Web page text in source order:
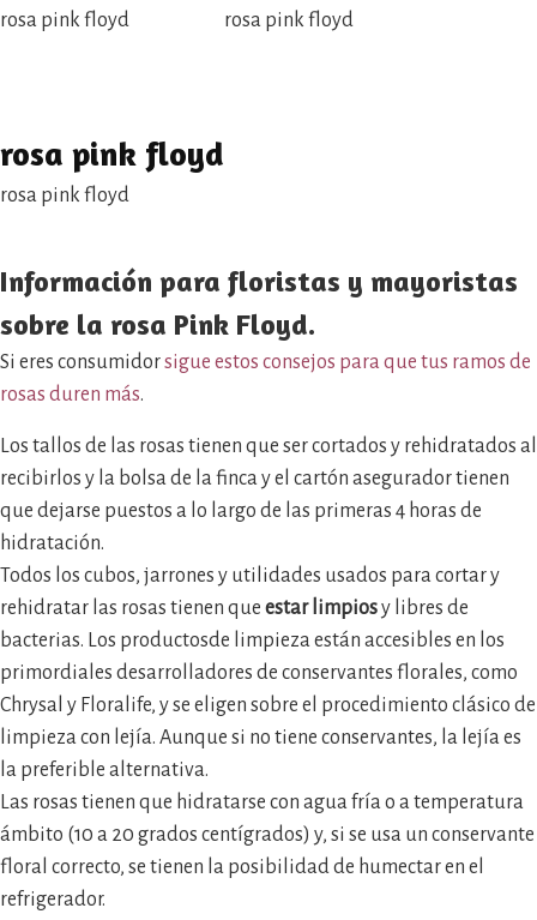
rosa pink floyd rosa pink floyd
rosa pink floyd
rosa pink floyd
Información para floristas y mayoristas
sobre la rosa Pink Floyd.
Si eres consumidorsigue estos consejos para que tus ramos de
rosas duren más.
Los tallos de las rosas tienen que ser cortados y rehidratados al
recibirlos y la bolsa de la finca y el cartón asegurador tienen
que dejarse puestos a lo largo de las primeras 4 horas de
hidratación.
Todos los cubos, jarrones y utilidades usados para cortar y
rehidratar las rosas tienen que estar limpiosy libres de
bacterias. Los productosde limpieza están accesibles en los
primordiales desarrolladores de conservantes florales, como
Chrysal y Floralife, y se eligen sobre el procedimiento clásico de
limpieza con lejía. Aunque si no tiene conservantes, la lejía es
la preferible alternativa.
Las rosas tienen que hidratarse con agua fría o a temperatura
ámbito (10 a 20 grados centígrados) y, si se usa un conservante
floral correcto, se tienen la posibilidad de humectar en el
refrigerador.